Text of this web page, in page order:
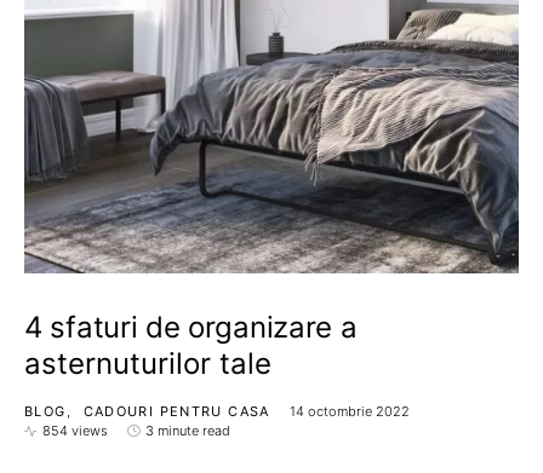
4 sfaturi de organizare a
asternuturilor tale
BLOG CADOURI PENTRU CASA
14 octombrie 2022
854 views
3 minute read